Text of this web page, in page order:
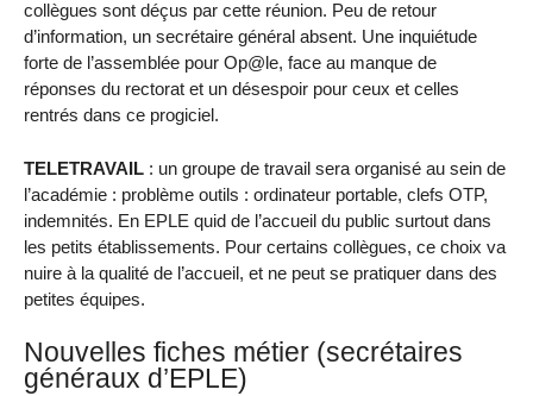
collègues sont déçus par cette réunion. Peu de retour
d’information, un secrétaire général absent. Une inquiétude
forte de l’assemblée pour Op@le, face au manque de
réponses du rectorat et un désespoir pour ceux et celles
rentrés dans ce progiciel.
TELETRAVAIL : un groupe de travail sera organisé au sein de
l’académie : problème outils : ordinateur portable, clefs OTP,
indemnités. En EPLE quid de l’accueil du public surtout dans
les petits établissements. Pour certains collègues, ce choix va
nuire à la qualité de l’accueil, et ne peut se pratiquer dans des
petites équipes.
Nouvelles fiches métier (secrétaires
généraux d’EPLE)